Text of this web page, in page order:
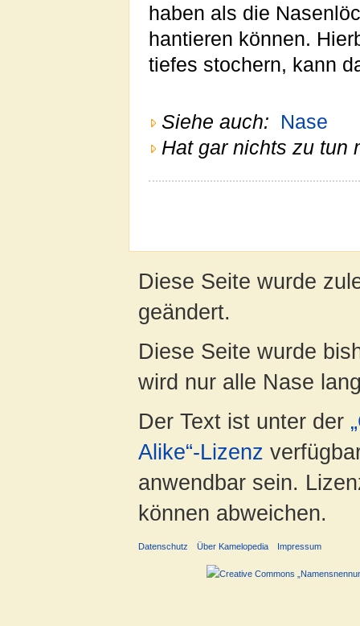
haben als die
hantieren können.
tiefes stochern, kann
Siehe auch:
Nase
Hat gar nichts zu tun
Diese Seite wurde
geändert.
Diese Seite wurde
wird nur alle Nase
Der Text ist unter der
Alike“-Lizenz
anwendbar sein.
können abweichen.
Datenschutz Über Kamelopedia Impressum